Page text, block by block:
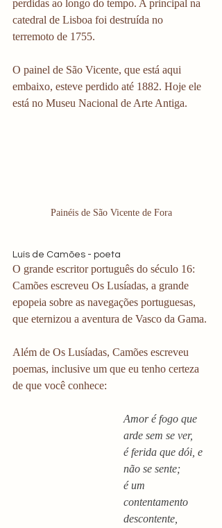
perdidas ao longo do tempo. A principal na
catedral de Lisboa foi destruída no
terremoto de 1755.
O painel de São Vicente, que está aqui
embaixo, esteve perdido até 1882. Hoje ele
está no Museu Nacional de Arte Antiga.
Painéis de São Vicente de Fora
Luís de Camões - poeta
O grande escritor português do século 16:
Camões escreveu Os Lusíadas, a grande
epopeia sobre as navegações portuguesas,
que eternizou a aventura de Vasco da Gama.
Além de Os Lusíadas, Camões escreveu
poemas, inclusive um que eu tenho certeza
de que você conhece:
Amor é fogo que
arde sem se ver,
é ferida que dói, e
não se sente;
é um
contentamento
descontente,